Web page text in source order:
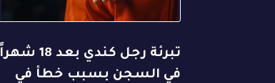
تبرئة رجل كندي بعد 18 شهراً
في السجن بسبب خطأ في